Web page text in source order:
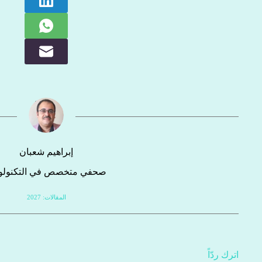
إبراهيم شعبان
صحفي متخصص في
المقالات: 2027
اترك ردّاً